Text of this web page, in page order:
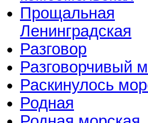
Прощальная
Ленинградская
Разговор
Разговорчивый
Раскинулось
Родная